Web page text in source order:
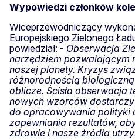
Wypowiedzi członków
Wiceprzewodniczący
Europejskiego Zielonego
powiedział: - Obserwacja
narzędziem pozwalającym
naszej planety. Kryzys
różnorodnością
oblicze. Ścisła obserwacja
nowych wzorców
do opracowywania polityki
zapewniania rezultatów,
zdrowie i nasze źródła